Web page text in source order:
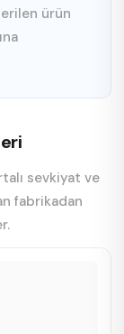
ürün
sevkiyat ve
fabrikadan